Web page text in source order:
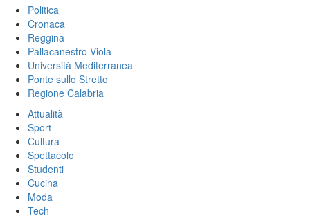
Politica
Cronaca
Reggina
Pallacanestro Viola
Università Mediterranea
Ponte sullo Stretto
Regione Calabria
Attualità
Sport
Cultura
Spettacolo
Studenti
Cucina
Moda
Tech